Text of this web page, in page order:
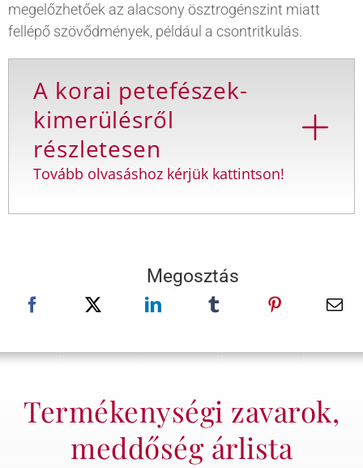
megelőzhetőek az alacsony ösztrogénszint miatt
fellépő szövődmények, például a csontritkulás.
A korai petefészek-
kimerülésről
részletesen
Tovább olvasáshoz kérjük kattintson!
Megosztás
Termékenységi zavarok,
meddőség árlista